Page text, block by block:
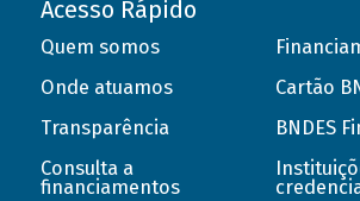
Acesso Rápido
Quem somos
Onde atuamos
Transparência
Consulta a
financiamentos
Cartão
BNDES